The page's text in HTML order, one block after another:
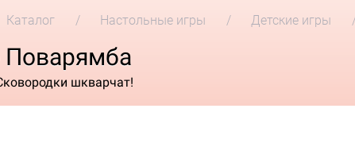
Каталог Настольные игры Детские игры
шкварчат!